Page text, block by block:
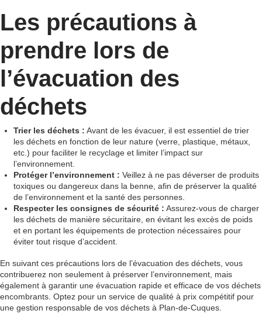
Les précautions à
prendre lors de
l’évacuation des
déchets
Trier les déchets : Avant de les évacuer, il est essentiel de trier
les déchets en fonction de leur nature (verre, plastique, métaux,
etc.) pour faciliter le recyclage et limiter l’impact sur
l’environnement.
Protéger l’environnement : Veillez à ne pas déverser de produits
toxiques ou dangereux dans la benne, afin de préserver la qualité
de l’environnement et la santé des personnes.
Respecter les consignes de sécurité : Assurez-vous de charger
les déchets de manière sécuritaire, en évitant les excès de poids
et en portant les équipements de protection nécessaires pour
éviter tout risque d’accident.
En suivant ces précautions lors de l’évacuation des déchets, vous
contribuerez non seulement à préserver l’environnement, mais
également à garantir une évacuation rapide et efficace de vos déchets
encombrants. Optez pour un service de qualité à prix compétitif pour
une gestion responsable de vos déchets à Plan-de-Cuques.